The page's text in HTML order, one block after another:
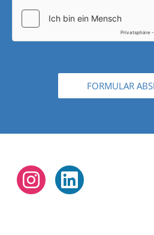
FORMULAR
Instagram LinkedIn